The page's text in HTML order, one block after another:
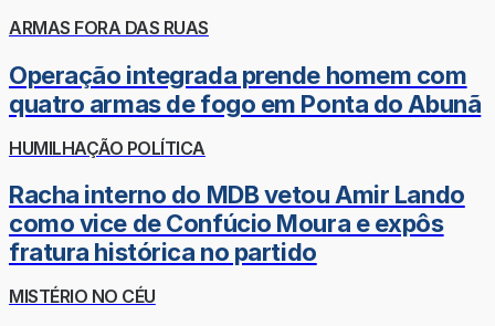
ARMAS FORA DAS RUAS
Operação integrada prende homem com
quatro armas de fogo em Ponta do Abunã
HUMILHAÇÃO POLÍTICA
Racha interno do MDB vetou Amir Lando
como vice de Confúcio Moura e expôs
fratura histórica no partido
MISTÉRIO NO CÉU